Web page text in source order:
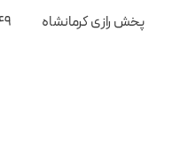
پخش رازی کرمانشاه